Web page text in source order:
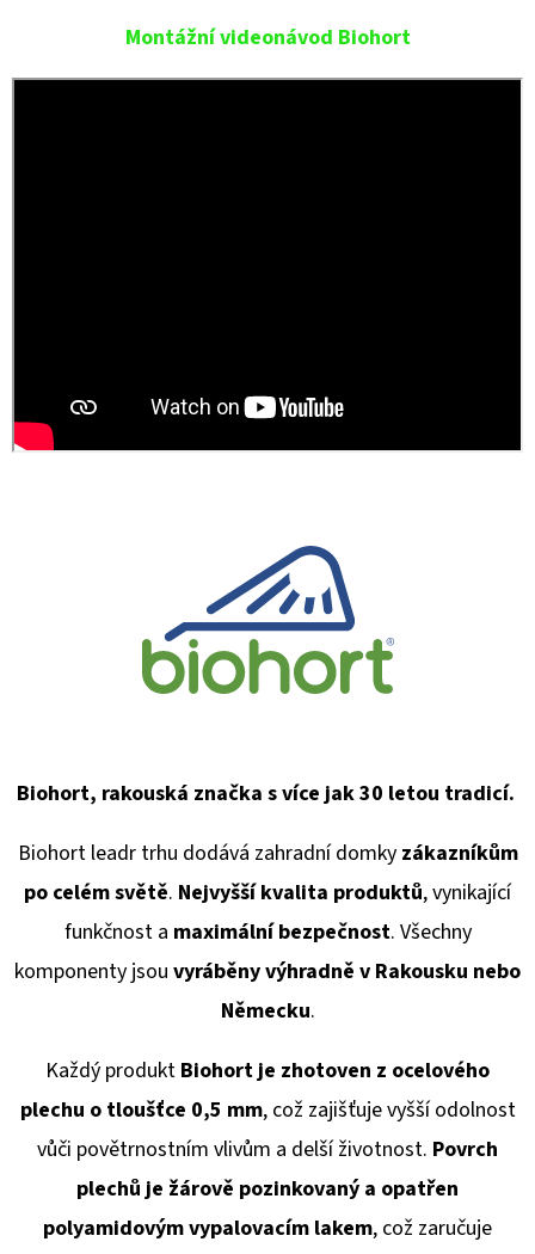
Montážní videonávod Biohort
Biohort, rakouská značka s více jak 30 letou tradicí.
Biohort leadr trhu dodává zahradní domky zákazníkům
po celém světě. Nejvyšší kvalita produktů, vynikající
funkčnost a maximální bezpečnost. Všechny
komponenty jsou vyráběny výhradně v Rakousku nebo
Německu.
Každý produkt Biohort je zhotoven z ocelového
plechu o tloušťce 0,5 mm, což zajišťuje vyšší odolnost
vůči povětrnostním vlivům a delší životnost. Povrch
plechů je žárově pozinkovaný a opatřen
polyamidovým vypalovacím lakem, což zaručuje